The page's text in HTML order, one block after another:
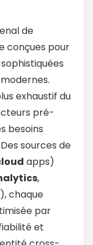
de
conçues pour
modernes.
exhaustif du
pré-
besoins
sources de
apps)
,
chaque
par
et